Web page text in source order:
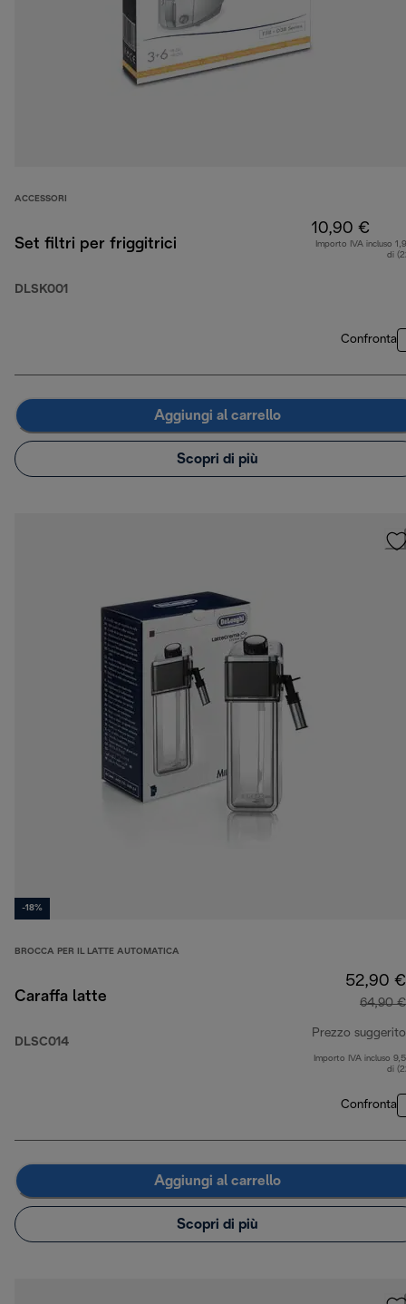
ACCESSORI
Set filtri per friggitrici
DLSK001
10,90 €
Importo IVA incluso
di
Confronta
Aggiungi al carrello
Scopri di più
-18%
BROCCA PER IL LATTE AUTOMATICA
Caraffa latte
DLSC014
52,90 €
64,90 €
Prezzo suggerito
Importo IVA incluso
di
Confronta
Aggiungi al carrello
Scopri di più